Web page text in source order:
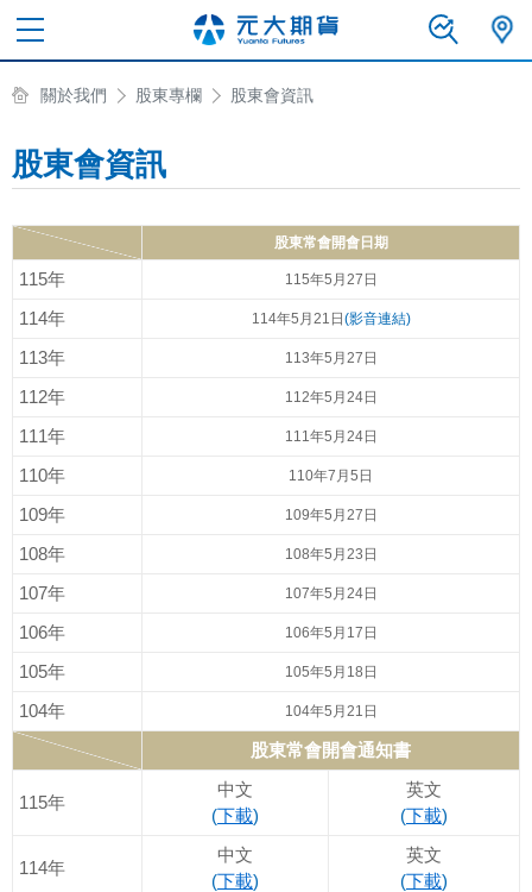
關於我們 股東專欄 股東會資訊
股東會資訊
股東常會開會日期
115年 115年5月27日
114年 114年5月21日 (影音連結)
113年 113年5月27日
112年 112年5月24日
111年 111年5月24日
110年 110年7月5日
109年 109年5月27日
108年 108年5月23日
107年 107年5月24日
106年 106年5月17日
105年 105年5月18日
104年 104年5月21日
股東常會開會通知書
115年
中文
(下載)
英文
(下載)
114年
中文
(下載)
英文
(下載)